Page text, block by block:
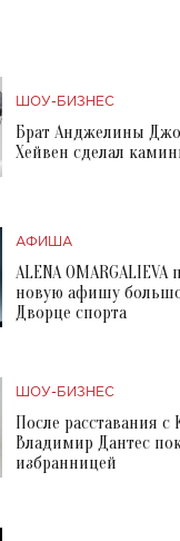
ШОУ-БИЗНЕС
Брат Анджелины
Хейвен сделал
АФИША
ALENA OMARGALIEVA
новую афишу
Дворце спорта
ШОУ-БИЗНЕС
После расставания с
Владимир Дантес
избранницей